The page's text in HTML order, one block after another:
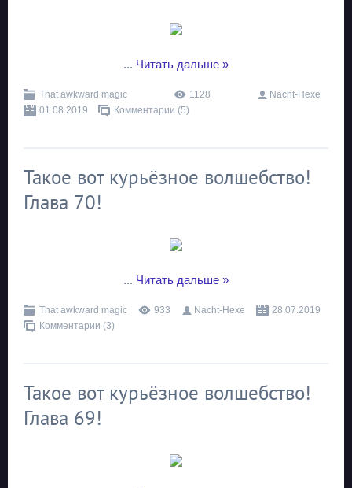
... Читать дальше »
That awkward magic 1128
Nacht-Hexe
01.08.2019
Комментарии (5)
Такое вот курьёзное волшебство!
Глава 70!
... Читать дальше »
That awkward magic 933 Nacht-Hexe
28.07.2019
Комментарии (3)
Такое вот курьёзное волшебство!
Глава 69!